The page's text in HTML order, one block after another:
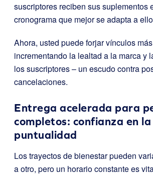
suscriptores reciben sus suplementos
cronograma que mejor se adapta a
Ahora, usted puede forjar vínculos
incrementando la lealtad a la marca y
los suscriptores – un escudo contra
cancelaciones.
Entrega acelerada para
completos: confianza en la
puntualidad
Los trayectos de bienestar pueden
a otro, pero un horario constante es